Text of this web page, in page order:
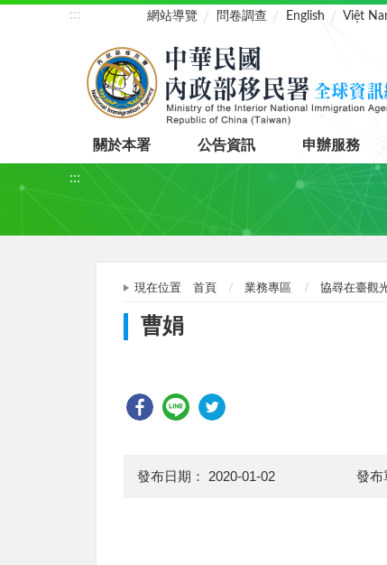
::: 網站導覽 問卷調查 English Việt
關於本署 公告資訊 申辦服務
:::
現在位置 首頁 業務專區 協尋在臺觀
曹娟
發布日期： 2020-01-02 發布